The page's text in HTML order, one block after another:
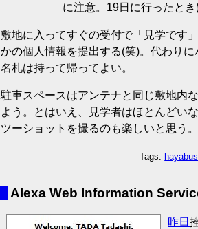
に注意。19日に行ったと
敷地に入ってすぐの受付で「見学です
かの個人情報を提出する(笑)。代わり
名札は持って帰ってよい。
駐車スペースはアンテナと同じ敷地内
よう。とはいえ、見学者はほとんどい
ツーショットを撮るのも楽しいと思う。
Tags:
Alexa Web Information
昨日